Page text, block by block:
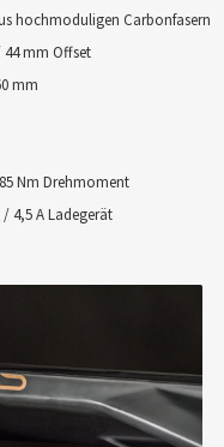
hochmoduligen Carbonfasern
44 mm Offset
mm
Nm Drehmoment
4,5 A Ladegerät